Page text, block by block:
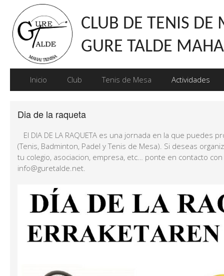
CLUB DE TENIS DE
GURE TALDE
Inicio Club Tenis de Mesa Actividades
Dia de la raqueta
El DIA DE LA RAQUETA es una jornada en la que puedes
(Tenis, Badminton, Padel y Tenis de Mesa). Si deseas
tu colegio, asociacion, empresa, etc… ponte en contacto
info@guretalde.net.